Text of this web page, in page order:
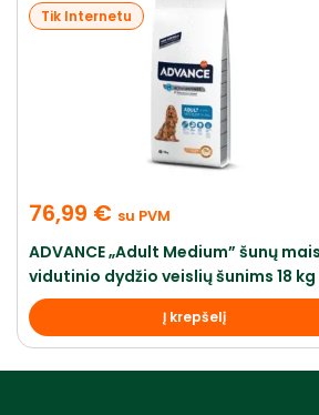
76,99 € su PVM
Tik Internetu
ADVANCE „Adult Medium” šunų
vidutinio dydžio veislių šunims 18 kg
Į krepšelį